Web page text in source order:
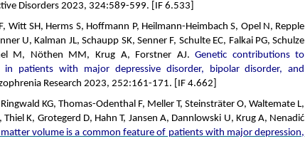
Disorders 2023, 324:589-599. [IF 6.533]
Witt SH, Herms S, Hoffmann P, Heilmann-Heimbach S, Opel N, Repple
U, Kalman JL, Schaupp SK, Senner F, Schulte EC, Falkai PG, Schulze
M, Nöthen MM, Krug A, Forstner AJ.Genetic contributions to
in patients with major depressive disorder, bipolar disorder, and
Research 2023, 252:161-171. [IF 4.662]
KG, Thomas-Odenthal F, Meller T, Steinsträter O, Waltemate L,
K, Grotegerd D, Hahn T, Jansen A, Dannlowski U, Krug A, Nenadić
volume is a common feature of patients with major depression,